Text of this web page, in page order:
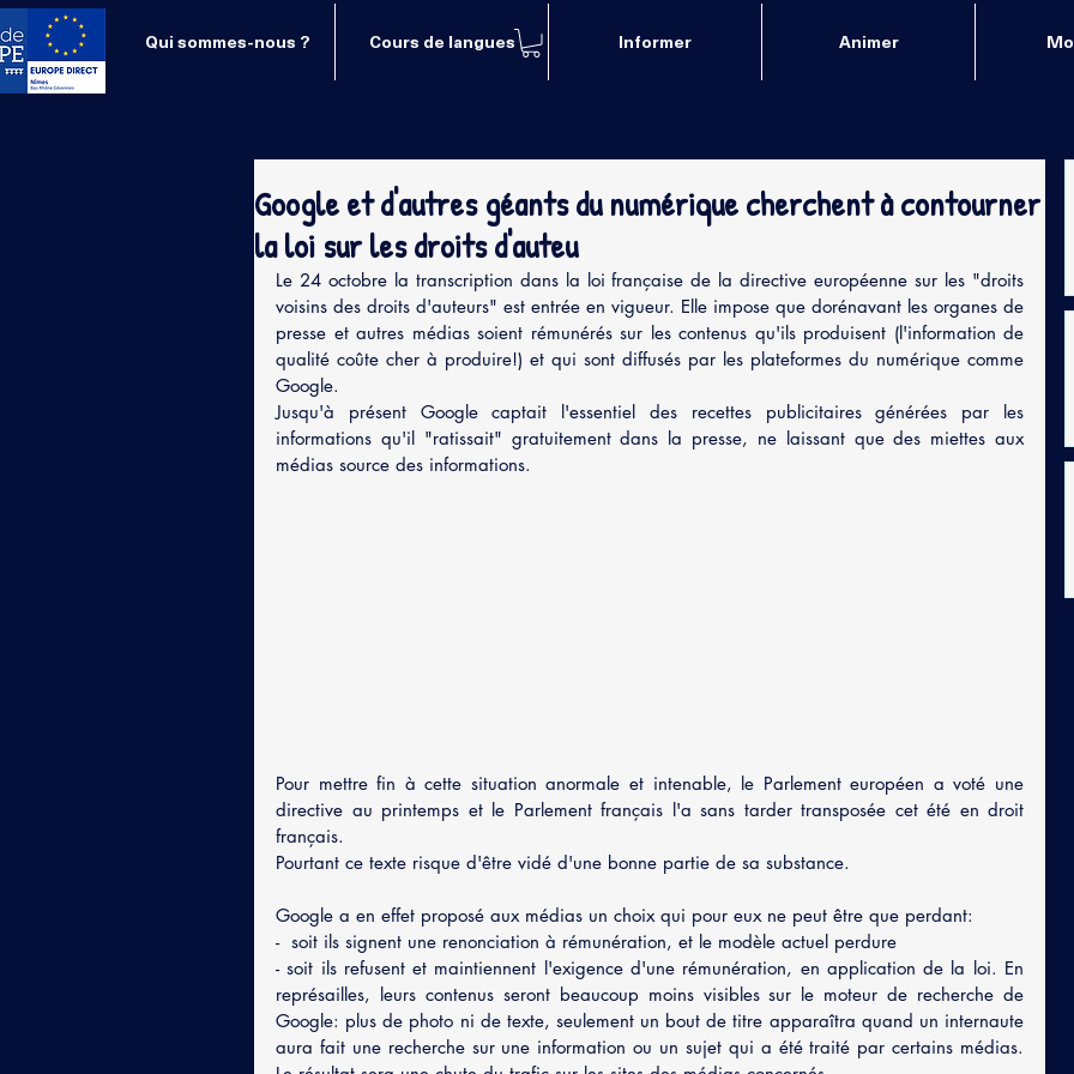
Qui sommes-nous ? Cours de langues Informer Animer
Google et d'autres géants du numérique cherchent à contourner
la loi sur les droits d'auteu
Le 24 octobre la transcription dans la loi française de la directive européenne sur les "droits
voisins des droits d'auteurs" est entrée en vigueur. Elle impose que dorénavant les organes de
presse et autres médias soient rémunérés sur les contenus qu'ils produisent (l'information de
qualité coûte cher à produire!) et qui sont diffusés par les plateformes du numérique comme
Google.
Jusqu'à présent Google captait l'essentiel des recettes publicitaires générées par les
informations qu'il "ratissait" gratuitement dans la presse, ne laissant que des miettes aux
médias source des informations.
Pour mettre fin à cette situation anormale et intenable, le Parlement européen a voté une
directive au printemps et le Parlement français l'a sans tarder transposée cet été en droit
français.
Pourtant ce texte risque d'être vidé d'une bonne partie de sa substance.
Google a en effet proposé aux médias un choix qui pour eux ne peut être que perdant:
-  soit ils signent une renonciation à rémunération, et le modèle actuel perdure
- soit ils refusent et maintiennent l'exigence d'une rémunération, en application de la loi. En
représailles, leurs contenus seront beaucoup moins visibles sur le moteur de recherche de
Google: plus de photo ni de texte, seulement un bout de titre apparaîtra quand un internaute
aura fait une recherche sur une information ou un sujet qui a été traité par certains médias.